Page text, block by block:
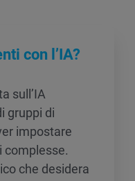
con l’IA?
sull’IA
gruppi di
impostare
complesse.
che desidera